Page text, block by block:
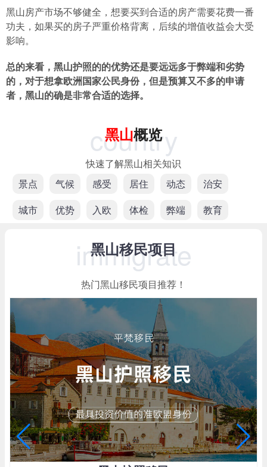
黑山房产市场不够健全，想要买到合适的房产需要花费一番
功夫，如果买的房子严重价格背离，后续的增值收益会大受
影响。
总的来看，黑山护照的的优势还是要远远多于弊端和劣势
的，对于想拿欧洲国家公民身份，但是预算又不多的申请
者，黑山的确是非常合适的选择。
黑山概览
country
快速了解黑山相关知识
景点
气候 感受 居住 动态
治安
城市
优势 入欧 体检 弊端 教育
黑山移民项目
immigrate
热门黑山移民项目推荐！